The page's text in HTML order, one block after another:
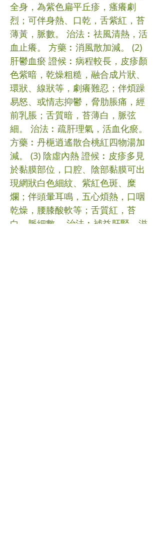
全身，為紫色扁平丘疹，瘙癢劇
烈；可伴身熱、口乾，舌紫紅，苔
薄黃，脈數。 治法︰祛風清熱，活
血止癢。 方藥︰消風散加減。 (2)
肝鬱血瘀 證候︰病程較長，皮疹顏
色紫暗，乾燥粗糙，融合成片狀、
環狀、線狀等，劇癢難忍；伴煩躁
易怒、或情志抑鬱，脅肋脹痛，經
前乳脹；舌質暗，苔薄白，脈弦
細。 治法︰疏肝理氣，活血化瘀。
方藥︰丹梔逍遙散合桃紅四物湯加
減。 (3) 陰虛內熱 證候︰皮疹多見
於黏膜部位，口腔、陰部黏膜可出
現網狀白色細紋、紫紅色斑、糜
爛；伴頭暈耳鳴，五心煩熱，口咽
乾燥，腰膝酸軟等；舌質紅，苔
白，脈細數。 治法︰補益肝腎，滋